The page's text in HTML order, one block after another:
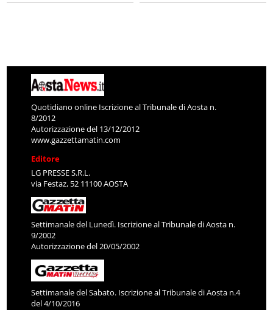
Quotidiano online Iscrizione al Tribunale di Aosta n.
8/2012
Autorizzazione del 13/12/2012
www.gazzettamatin.com
Editore
LG PRESSE S.R.L.
via Festaz, 52 11100 AOSTA
Settimanale del Lunedì. Iscrizione al Tribunale di Aosta n.
9/2002
Autorizzazione del 20/05/2002
Settimanale del Sabato. Iscrizione al Tribunale di Aosta n.4
del 4/10/2016